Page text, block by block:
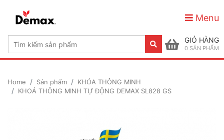
Menu
GIỎ HÀNG
0 SẢN PHẨM
Home Sản phẩm
KHÓA THÔNG MINH
KHOÁ THÔNG MINH TỰ ĐỘNG DEMAX SL828 GS